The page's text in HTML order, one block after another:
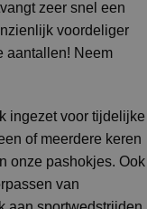
zeer snel een
voordeliger
aantallen! Neem
ingezet voor tijdelijke
of meerdere keren
onze pashokjes. Ook
van